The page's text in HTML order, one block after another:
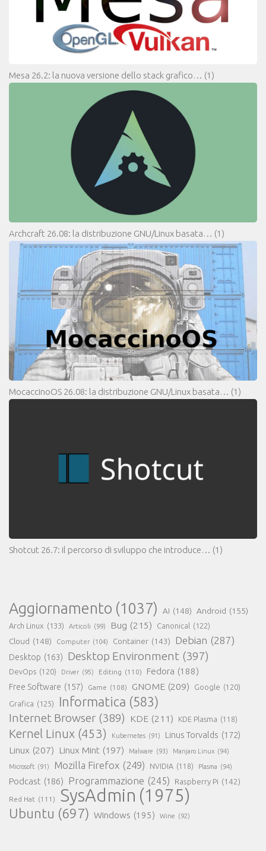
Mesa 26.2: la nuova versione dello stack grafico… (1)
Archcraft 26.08: la distribuzione GNU/Linux basata… (1)
MocaccinoOS 26.08: la distribuzione GNU/Linux basata… (1)
Shotcut 26.7: il percorso di sviluppo che introduce… (1)
Aggiornamento (1037) AI (148) Android (155)
Arch Linux (133) Articoli (99) Bug (215) Canonical (122)
Cloud (148) Computer (104) Container (143) Debian (287)
Desktop (163) Desktop Environment (397)
DevOps (120) Driver (95) Editing (110) Fedora (188)
Free Software (157) Game (108) GNOME (209) Google (120)
Grafica (125) Informatica (583)
Internet Browser (389) KDE (211) KDE Plasma (118)
Kernel Linux (453) Kubernetes (91) Linus Torvalds (172)
Linux (207) Linux Mint (197) Malware (93) Manjaro Linux (94)
Microsoft (91) Mozilla Firefox (249) NVIDIA (118) Plasma (94)
Podcast (186) Programmazione (245) Raspberry Pi (142)
Red Hat (111) SysAdmin (1975)
Ubuntu (697) Windows (195) Wine (92)